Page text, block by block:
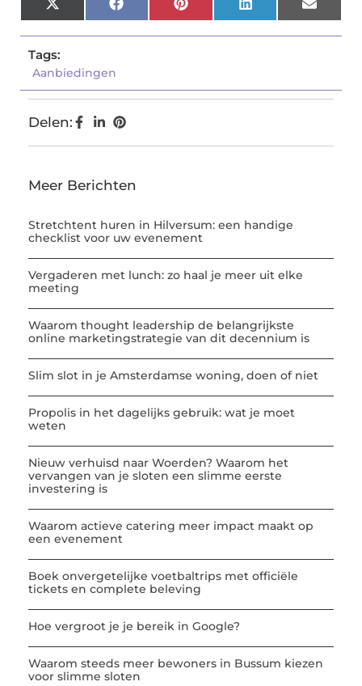
X
(Twitter)
FacebookPinterestLinkedInEmail
Tags:
Aanbiedingen
Delen:
Meer Berichten
Stretchtent huren in Hilversum: een handige
checklist voor uw evenement
Vergaderen met lunch: zo haal je meer uit elke
meeting
Waarom thought leadership de belangrijkste
online marketingstrategie van dit decennium is
Slim slot in je Amsterdamse woning, doen of niet
Propolis in het dagelijks gebruik: wat je moet
weten
Nieuw verhuisd naar Woerden? Waarom het
vervangen van je sloten een slimme eerste
investering is
Waarom actieve catering meer impact maakt op
een evenement
Boek onvergetelijke voetbaltrips met officiële
tickets en complete beleving
Hoe vergroot je je bereik in Google?
Waarom steeds meer bewoners in Bussum kiezen
voor slimme sloten